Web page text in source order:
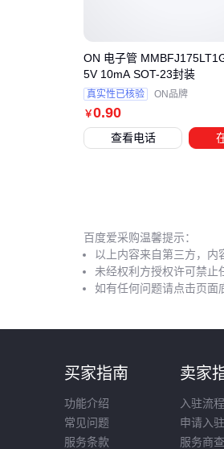
￥0.90
ON 电子管
5V 10mA SOT-23封装
真实性已核验 ON品牌
查看电话
百度爱采购温馨提示：
以上内容来自第三方，内
未经权利方授权许可禁止
如有任何问题请点击页面
买家指南
功能介绍
常见问题
服务条款
卖家
入驻流程
申请入驻
服务商